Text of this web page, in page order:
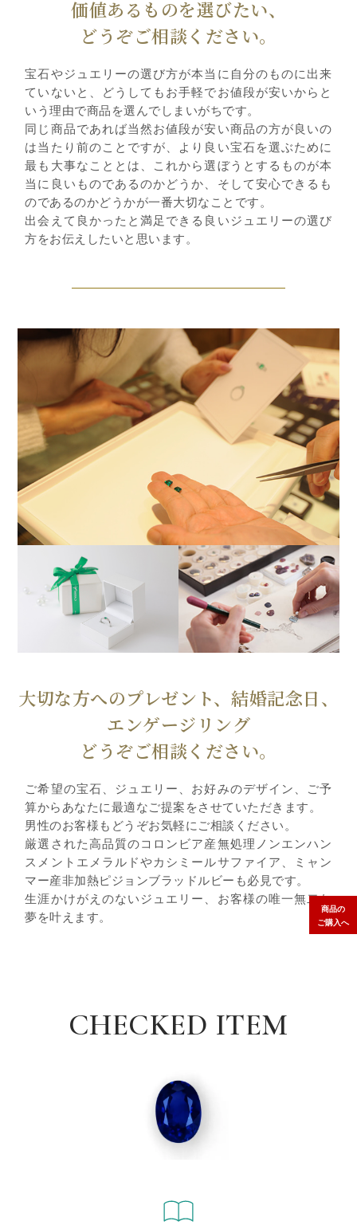
価値あるものを選びたい、
どうぞご相談ください。
宝石やジュエリーの選び方が本当に自分のものに出来
ていないと、どうしてもお手軽でお値段が安いからと
いう理由で商品を選んでしまいがちです。
同じ商品であれば当然お値段が安い商品の方が良いの
は当たり前のことですが、より良い宝石を選ぶために
最も大事なこととは、これから選ぼうとするものが本
当に良いものであるのかどうか、そして安心できるも
のであるのかどうかが一番大切なことです。
出会えて良かったと満足できる良いジュエリーの選び
方をお伝えしたいと思います。
大切な方へのプレゼント、結婚記念日、
エンゲージリング
どうぞご相談ください。
ご希望の宝石、ジュエリー、お好みのデザイン、ご予
算からあなたに最適なご提案をさせていただきます。
男性のお客様もどうぞお気軽にご相談ください。
厳選された高品質のコロンビア産無処理ノンエンハン
スメントエメラルドやカシミールサファイア、ミャン
マー産非加熱ピジョンブラッドルビーも必見です。
生涯かけがえのないジュエリー、お客様の唯一無二な
夢を叶えます。
商品の
ご購入へ
CHECKED ITEM